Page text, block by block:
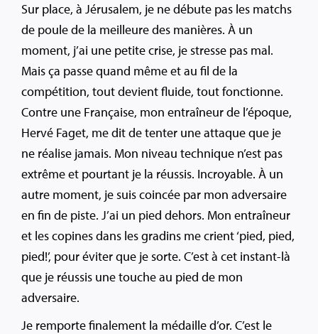
Sur place, à Jérusalem, je ne débute pas les matchs
de poule de la meilleure des manières. À un
moment, j’ai une petite crise, je stresse pas mal.
Mais ça passe quand même et au fil de la
compétition, tout devient fluide, tout fonctionne.
Contre une Française, mon entraîneur de l’époque,
Hervé Faget, me dit de tenter une attaque que je
ne réalise jamais. Mon niveau technique n’est pas
extrême et pourtant je la réussis. Incroyable. À un
autre moment, je suis coincée par mon adversaire
en fin de piste. J’ai un pied dehors. Mon entraîneur
et les copines dans les gradins me crient ‘pied, pied,
pied!’, pour éviter que je sorte. C’est à cet instant-là
que je réussis une touche au pied de mon
adversaire.
Je remporte finalement la médaille d’or. C’est le